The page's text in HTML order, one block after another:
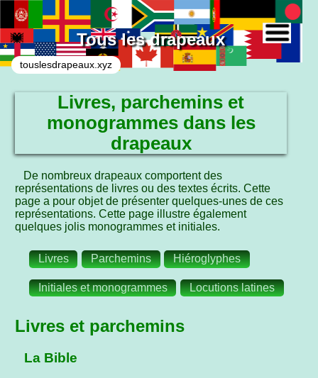
Tous les drapeaux
touslesdrapeaux.xyz
Livres, parchemins et
monogrammes dans les
drapeaux
De nombreux drapeaux comportent des
représentations de livres ou des textes écrits. Cette
page a pour objet de présenter quelques-unes de ces
représentations. Cette page illustre également
quelques jolis monogrammes et initiales.
Livres Parchemins Hiéroglyphes
Initiales et monogrammes Locutions latines
Livres et parchemins
La Bible